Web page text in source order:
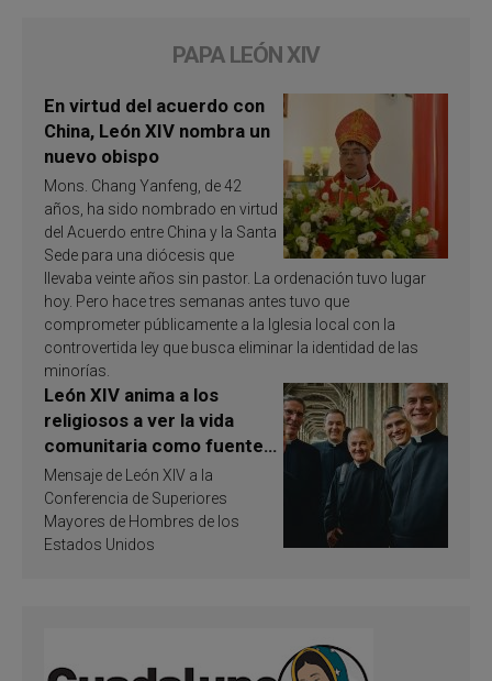
PAPA LEÓN XIV
En virtud del acuerdo con
China, León XIV nombra un
nuevo obispo
Mons. Chang Yanfeng, de 42
años, ha sido nombrado en virtud
del Acuerdo entre China y la Santa
Sede para una diócesis que
llevaba veinte años sin pastor. La ordenación tuvo lugar
hoy. Pero hace tres semanas antes tuvo que
comprometer públicamente a la Iglesia local con la
controvertida ley que busca eliminar la identidad de las
minorías.
León XIV anima a los
religiosos a ver la vida
comunitaria como fuente
de inspiración y
santificación
Mensaje de León XIV a la
Conferencia de Superiores
Mayores de Hombres de los
Estados Unidos